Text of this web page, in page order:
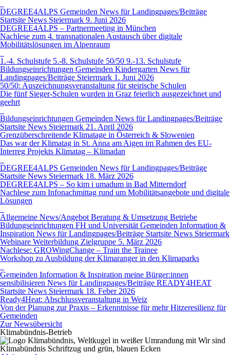
DEGREE4ALPS Gemeinden News für Landingpages/Beiträge
Startsite News Steiermark 9. Juni 2026
DEGREE4ALPS – Partnermeeting in München
Nachlese zum 4. transnationalen Austausch über digitale
Mobilitätslösungen im Alpenraum
1.-4. Schulstufe 5.-8. Schulstufe 50/50 9.-13. Schulstufe
Bildungseinrichtungen Gemeinden Kindergarten News für
Landingpages/Beiträge Steiermark 1. Juni 2026
50/50: Auszeichnungsveranstaltung für steirische Schulen
Die fünf Sieger-Schulen wurden in Graz feierlich ausgezeichnet und
geehrt
Bildungseinrichtungen Gemeinden News für Landingpages/Beiträge
Startsite News Steiermark 21. April 2026
Grenzüberschreitende Klimatage in Österreich & Slowenien
Das war der Klimatag in St. Anna am Aigen im Rahmen des EU-
Interreg Projekts Klimatag – Klimadan
DEGREE4ALPS Gemeinden News für Landingpages/Beiträge
Startsite News Steiermark 18. März 2026
DEGREE4ALPS – So kim i umadum in Bad Mitterndorf
Nachlese zum Infonachmittag rund um Mobilitätsangebote und digitale
Lösungen
Allgemeine News/Angebot Beratung & Umsetzung Betriebe
Bildungseinrichtungen FH und Universität Gemeinden Information &
Inspiration News für Landingpages/Beiträge Startsite News Steiermark
Webinare Weiterbildung Zielgruppe 5. März 2026
Nachlese: GROWingChange – Train the Trainee
Workshop zu Ausbildung der Klimaranger in den Klimaparks
Gemeinden Information & Inspiration meine Bürger:innen
sensibilisieren News für Landingpages/Beiträge READY4HEAT
Startsite News Steiermark 18. Feber 2026
Ready4Heat: Abschlussveranstaltung in Weiz
Von der Planung zur Praxis – Erkenntnisse für mehr Hitzeresilienz für
Gemeinden
Zur Newsübersicht
Klimabündnis-Betrieb